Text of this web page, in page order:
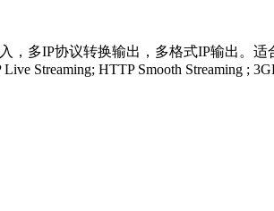
，多IP协议转换输出，多格式IP输出
Streaming; HTTP Smooth Streaming ;